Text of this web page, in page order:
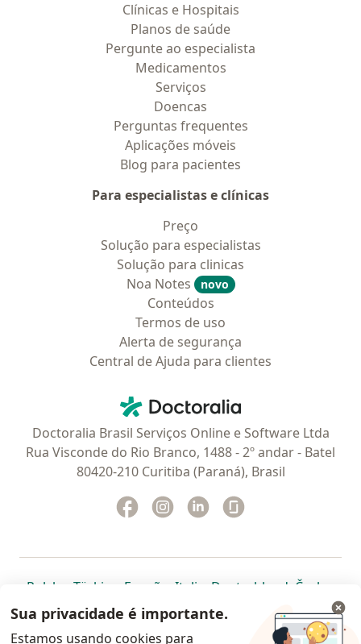
Clínicas e Hospitais
Planos de saúde
Pergunte ao especialista
Medicamentos
Serviços
Doencas
Perguntas frequentes
Aplicações móveis
Blog para pacientes
Para especialistas e clínicas
Preço
Solução para especialistas
Solução para clinicas
Noa Notes
novo
Conteúdos
Termos de uso
Alerta de segurança
Central de Ajuda para clientes
Doctoralia - Homepage
Doctoralia Brasil Serviços Online e Software Ltda
Rua Visconde do Rio Branco, 1488 - 2º andar - Batel
80420-210 Curitiba (Paraná), Brasil
Facebook
abre num novo separador
Instagram
abre num novo separador
Linkedin
abre num novo
Polska abre num novo separador
Türkiye abre num novo separador
España abre num novo separador
Italia abre num novo
Deutschlandabre num
Česko
Portugal abre num novo separador
, México abre num novo separador
, abre num novo separador
Brasil abre num novoabre num
abre
Colombia abre num novo
Sua privacidade é importante.
Estamos usando cookies para